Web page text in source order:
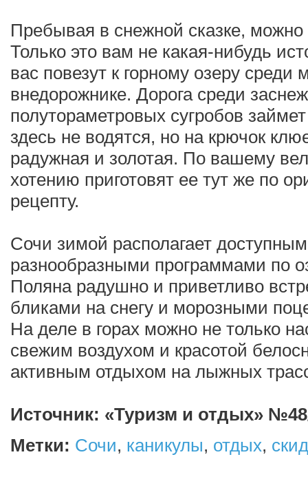
Пребывая в снежной сказке,
Только это вам не какая-нибудь
вас повезут к горному озеру среди
внедорожнике. Дорога среди
полутораметровых сугробов
здесь не водятся, но на крючок
радужная и золотая. По вашему
хотению приготовят ее тут же по
рецепту.
Сочи зимой располагает
разнообразными программами по
Поляна радушно и приветливо
бликами на снегу и морозными
На деле в горах можно не только
свежим воздухом и красотой
активным отдыхом на лыжных
Источник: «Туризм и отдых»
Метки: Сочи, каникулы, отдых,